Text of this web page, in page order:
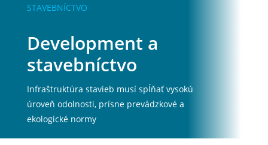
STAVEBNÍCTVO
Development a
stavebníctvo
Infraštruktúra stavieb musí spĺňať vysokú
úroveň odolnosti, prísne prevádzkové a
ekologické normy